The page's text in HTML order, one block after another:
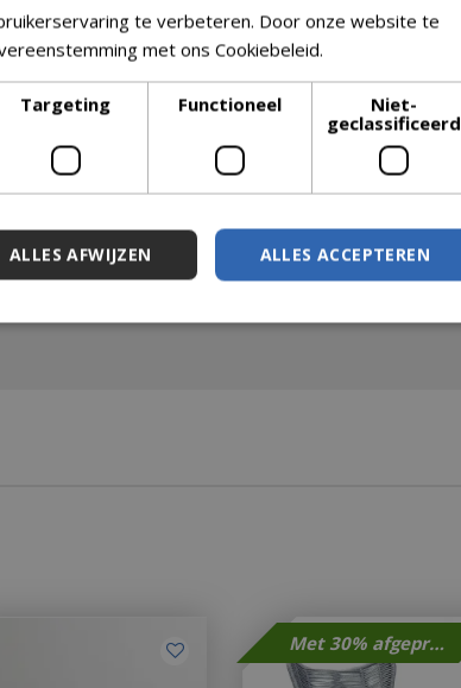
Met 30% afgeprijsd
te verbeteren. Door onze website te
met ons Cookiebeleid.
Targeting Functioneel
Niet-
geclassificeerd
ALLES ACCEPTEREN
ALLES AFWIJZEN